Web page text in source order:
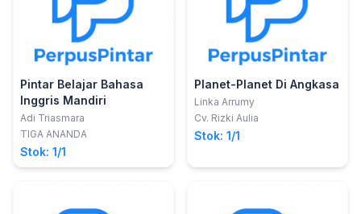
Pintar Belajar Bahasa
Inggris Mandiri
Adi Triasmara
TIGA ANANDA
Stok: 1/1
Planet-Planet Di Angkasa
Linka Arrumy
Cv. Rizki Aulia
Stok: 1/1